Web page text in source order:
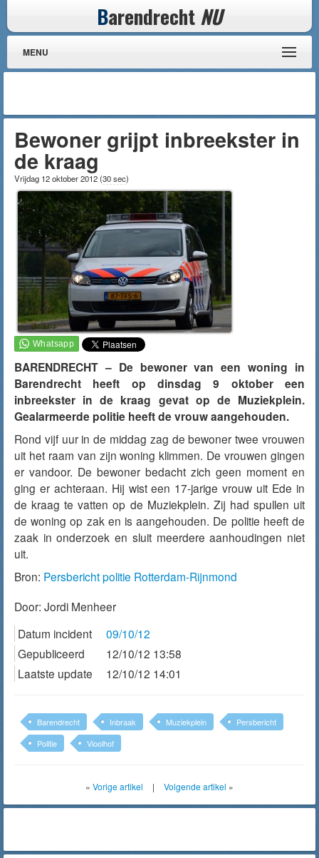
Barendrecht NU
MENU
Bewoner grijpt inbreekster in
de kraag
Vrijdag 12 oktober 2012(30 sec)
BARENDRECHT – De bewoner van een woning in
Barendrecht heeft op dinsdag 9 oktober een
inbreekster in de kraag gevat op de Muziekplein.
Gealarmeerde politie heeft de vrouw aangehouden.
Rond vijf uur in de middag zag de bewoner twee vrouwen
uit het raam van zijn woning klimmen. De vrouwen gingen
er vandoor. De bewoner bedacht zich geen moment en
ging er achteraan. Hij wist een 17-jarige vrouw uit Ede in
de kraag te vatten op de Muziekplein. Zij had spullen uit
de woning op zak en is aangehouden. De politie heeft de
zaak in onderzoek en sluit meerdere aanhoudingen niet
uit.
Bron: Persbericht politie Rotterdam-Rijnmond
Door: Jordi Menheer
Datum incident
09/10/12
Gepubliceerd
12/10/12 13:58
Laatste update
12/10/12 14:01
Barendrecht Inbraak Muziekplein
Persbericht
Politie
Vioolhof
« Vorige artikel | Volgende artikel »